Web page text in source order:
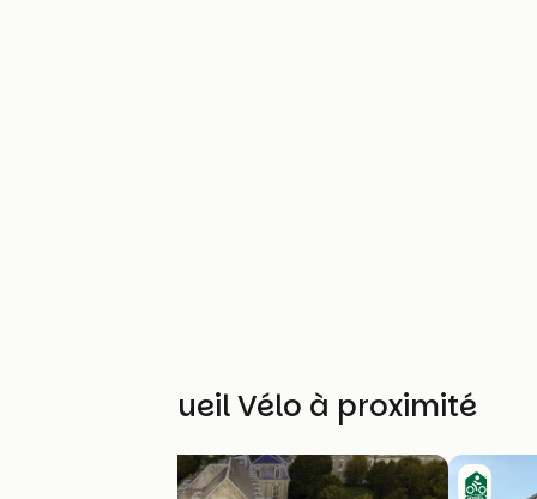
Autres Accueil Vélo à proximité